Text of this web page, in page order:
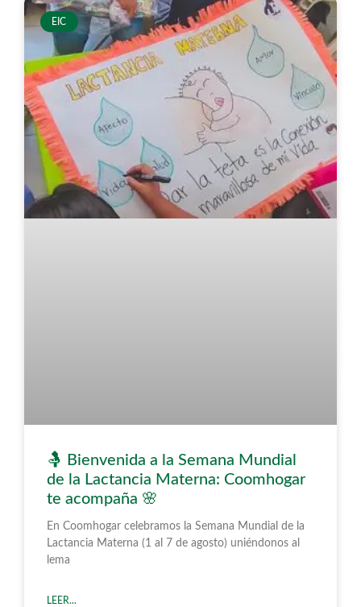
EIC
🤱 Bienvenida a la Semana Mundial
de la Lactancia Materna: Coomhogar
te acompaña 🌸
En Coomhogar celebramos la Semana Mundial de la
Lactancia Materna (1 al 7 de agosto) uniéndonos al
lema
LEER...